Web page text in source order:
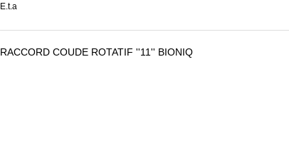
E.t.a
RACCORD COUDE ROTATIF ''11'' BIONIQ